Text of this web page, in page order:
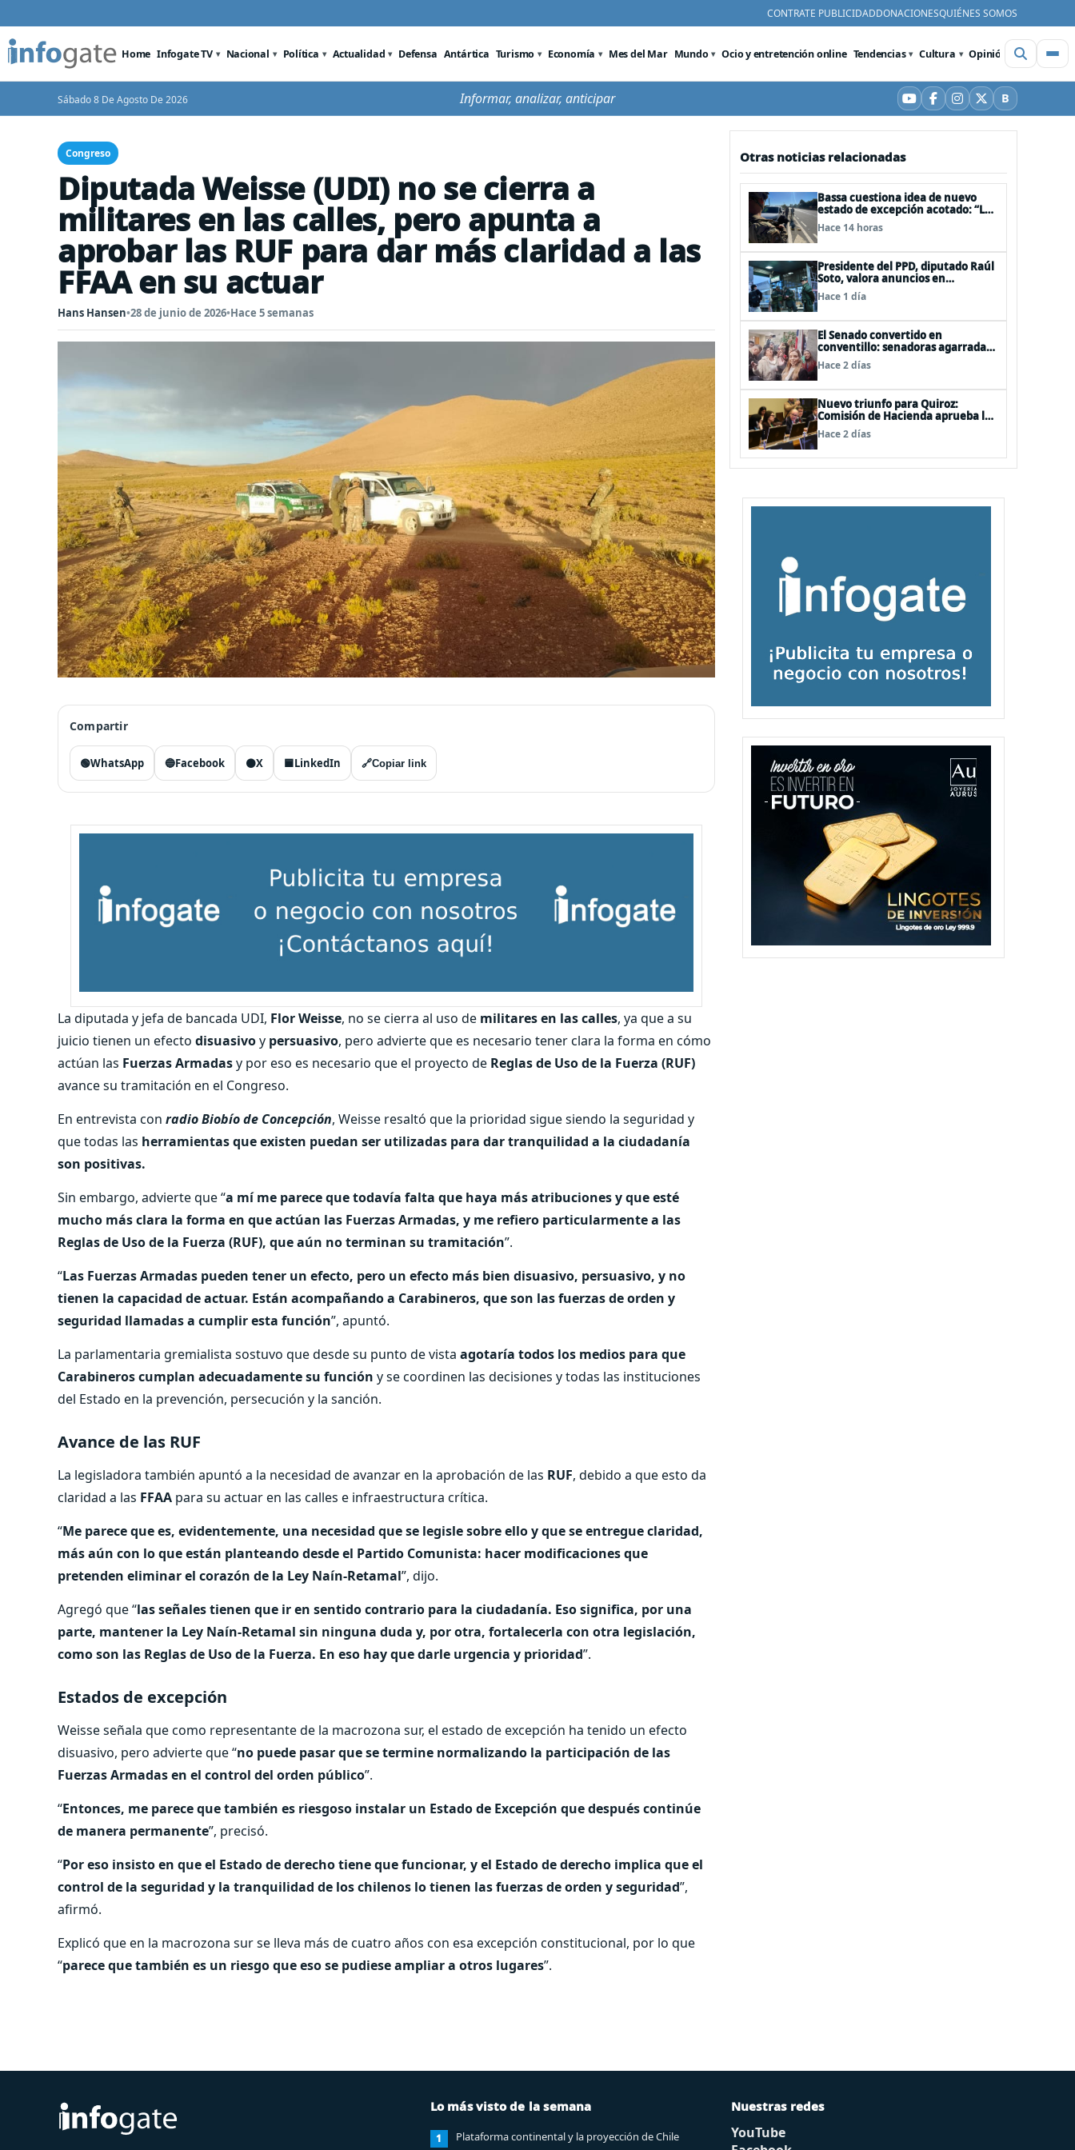
CONTRATE PUBLICIDADDONACIONESQUIÉNES SOMOS
Home Infogate TV Nacional Política Actualidad Defensa Antártica Turismo Economía Mes del Mar Mundo Ocio y entretención online Tendencias Cultura Opinión Videos
Sábado 8 De Agosto De 2026 Informar, analizar, anticipar YouTube
Facebook
Instagram
X BBluesky
Congreso
Diputada Weisse (UDI) no se cierra a
militares en las calles, pero apunta a
aprobar las RUF para dar más claridad a las
FFAA en su actuar
Hans Hansen•28 de junio de 2026•Hace 5 semanas
Compartir
🟢WhatsApp 🔵Facebook ⚫X 🟦LinkedIn 🔗Copiar link
La diputada y jefa de bancada UDI, Flor Weisse, no se cierra al uso de militares en las calles, ya que a su
juicio tienen un efecto disuasivoy persuasivo, pero advierte que es necesario tener clara la forma en cómo
actúan las Fuerzas Armadasy por eso es necesario que el proyecto de Reglas de Uso de la Fuerza (RUF)
avance su tramitación en el Congreso.
En entrevista con radio Biobío de Concepción, Weisse resaltó que la prioridad sigue siendo la seguridad y
que todas las herramientas que existen puedan ser utilizadas para dar tranquilidad a la ciudadanía
son positivas.
Sin embargo, advierte que “a mí me parece que todavía falta que haya más atribuciones y que esté
mucho más clara la forma en que actúan las Fuerzas Armadas, y me refiero particularmente a las
Reglas de Uso de la Fuerza (RUF), que aún no terminan su tramitación”.
“Las Fuerzas Armadas pueden tener un efecto, pero un efecto más bien disuasivo, persuasivo, y no
tienen la capacidad de actuar. Están acompañando a Carabineros, que son las fuerzas de orden y
seguridad llamadas a cumplir esta función”, apuntó.
La parlamentaria gremialista sostuvo que desde su punto de vista agotaría todos los medios para que
Carabineros cumplan adecuadamente su función y se coordinen las decisiones y todas las instituciones
del Estado en la prevención, persecución y la sanción.
Avance de las RUF
La legisladora también apuntó a la necesidad de avanzar en la aprobación de las RUF, debido a que esto da
claridad a las FFAA para su actuar en las calles e infraestructura crítica.
“Me parece que es, evidentemente, una necesidad que se legisle sobre ello y que se entregue claridad,
más aún con lo que están planteando desde el Partido Comunista: hacer modificaciones que
pretenden eliminar el corazón de la Ley Naín-Retamal”, dijo.
Agregó que “las señales tienen que ir en sentido contrario para la ciudadanía. Eso significa, por una
parte, mantener la Ley Naín-Retamal sin ninguna duda y, por otra, fortalecerla con otra legislación,
como son las Reglas de Uso de la Fuerza. En eso hay que darle urgencia y prioridad”.
Estados de excepción
Weisse señala que como representante de la macrozona sur, el estado de excepción ha tenido un efecto
disuasivo, pero advierte que “no puede pasar que se termine normalizando la participación de las
Fuerzas Armadas en el control del orden público”.
“Entonces, me parece que también es riesgoso instalar un Estado de Excepción que después continúe
de manera permanente”, precisó.
“Por eso insisto en que el Estado de derecho tiene que funcionar, y el Estado de derecho implica que el
control de la seguridad y la tranquilidad de los chilenos lo tienen las fuerzas de orden y seguridad”,
afirmó.
Explicó que en la macrozona sur se lleva más de cuatro años con esa excepción constitucional, por lo que
“parece que también es un riesgo que eso se pudiese ampliar a otros lugares”.
Otras noticias relacionadas
Bassa cuestiona idea de nuevo
estado de excepción acotado: “Las
FFAA no son policías”
Hace 14 horas
Presidente del PPD, diputado Raúl
Soto, valora anuncios en
seguridad pero advierte ausencia
clave: alzamiento del secreto
Hace 1 día
El Senado convertido en
conventillo: senadoras agarradas
de las mechas
Hace 2 días
Nuevo triunfo para Quiroz:
Comisión de Hacienda aprueba los
vetos a la Megarreforma
Hace 2 días
Lo más visto de la semana
1 Plataforma continental y la proyección de Chile
Nuestras redes
YouTube